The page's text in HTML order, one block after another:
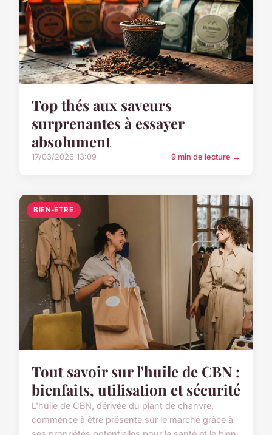
Top thés aux saveurs
surprenantes à essayer
absolument
17/03/2026 13:09 9 min de lecture →
BIEN-ETRE
Tout savoir sur l'huile de CBN :
bienfaits, utilisation et sécurité
L'huile de CBN, dérivée du plant de chanvre,
commence à être présente sur le marché grâce à